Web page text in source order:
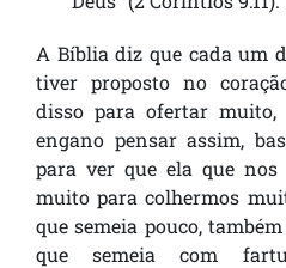
A Bíblia diz que cada um
tiver proposto no
disso para ofertar
engano pensar assim,
para ver que ela que nos
muito para colhermos
que semeia pouco,
que semeia com